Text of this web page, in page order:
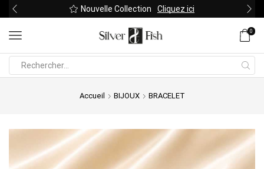
Nouvelle Collection Cliquez ici
0
Accueil BIJOUX BRACELET